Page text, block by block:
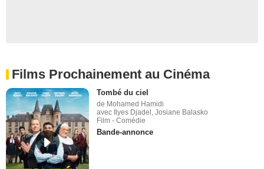
Films Prochainement au Cinéma
Tombé du ciel
de Mohamed Hamidi
avec Ilyes Djadel, Josiane Balasko
Film - Comédie
Bande-annonce